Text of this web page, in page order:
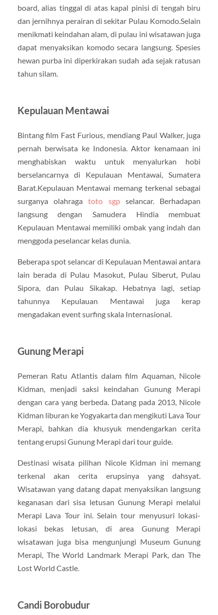
board, alias tinggal di atas kapal pinisi di tengah biru
dan jernihnya perairan di sekitar Pulau Komodo.Selain
menikmati keindahan alam, di pulau ini wisatawan juga
dapat menyaksikan komodo secara langsung. Spesies
hewan purba ini diperkirakan sudah ada sejak ratusan
tahun silam.
Kepulauan Mentawai
Bintang film Fast Furious, mendiang Paul Walker, juga
pernah berwisata ke Indonesia. Aktor kenamaan ini
menghabiskan waktu untuk menyalurkan hobi
berselancarnya di Kepulauan Mentawai, Sumatera
Barat.Kepulauan Mentawai memang terkenal sebagai
surganya olahragatoto sgpselancar. Berhadapan
langsung dengan Samudera Hindia membuat
Kepulauan Mentawai memiliki ombak yang indah dan
menggoda peselancar kelas dunia.
Beberapa spot selancar di Kepulauan Mentawai antara
lain berada di Pulau Masokut, Pulau Siberut, Pulau
Sipora, dan Pulau Sikakap. Hebatnya lagi, setiap
tahunnya Kepulauan Mentawai juga kerap
mengadakan event surfing skala Internasional.
Gunung Merapi
Pemeran Ratu Atlantis dalam film Aquaman, Nicole
Kidman, menjadi saksi keindahan Gunung Merapi
dengan cara yang berbeda. Datang pada 2013, Nicole
Kidman liburan ke Yogyakarta dan mengikuti Lava Tour
Merapi, bahkan dia khusyuk mendengarkan cerita
tentang erupsi Gunung Merapi dari tour guide.
Destinasi wisata pilihan Nicole Kidman ini memang
terkenal akan cerita erupsinya yang dahsyat.
Wisatawan yang datang dapat menyaksikan langsung
keganasan dari sisa letusan Gunung Merapi melalui
Merapi Lava Tour ini. Selain tour menyusuri lokasi-
lokasi bekas letusan, di area Gunung Merapi
wisatawan juga bisa mengunjungi Museum Gunung
Merapi, The World Landmark Merapi Park, dan The
Lost World Castle.
Candi Borobudur